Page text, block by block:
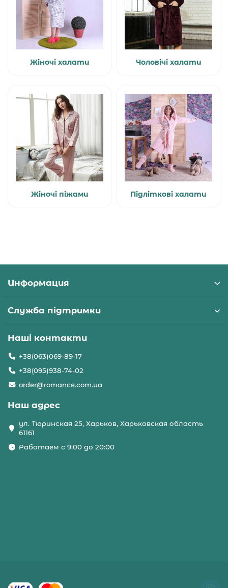
Жіночі халати Чоловічі халати
Жіночі піжами Підліткові халати
Информация
Служба підтримки
Наші контакти
+38(063)069-89-17
+38(095)938-74-02
order@romance.com.ua
Наш адрес
ул. Тюринская 25, Харьков, Харьковская область
61161
Работаем с 9:00 до 20:00